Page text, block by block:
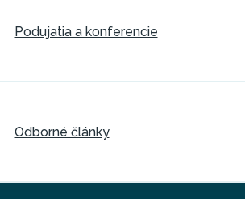
Podujatia a konferencie
Odborné články